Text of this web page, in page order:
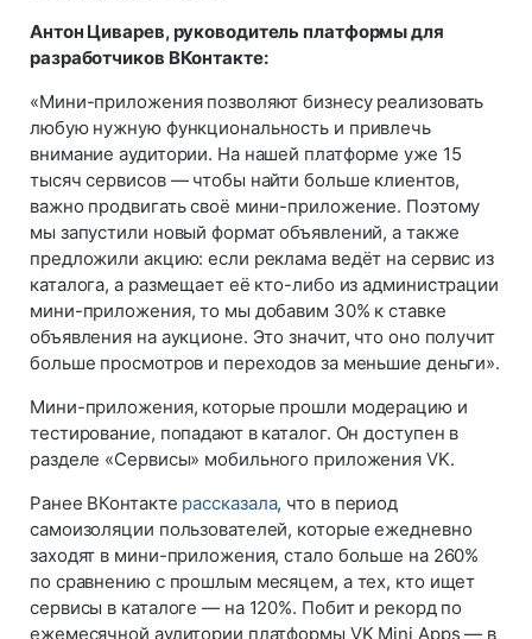
Антон Циварев, руководитель платформы для
разработчиков ВКонтакте:
«Мини-приложения позволяют бизнесу реализовать
любую нужную функциональность и привлечь
внимание аудитории. На нашей платформе уже 15
тысяч сервисов — чтобы найти больше клиентов,
важно продвигать своё мини-приложение. Поэтому
мы запустили новый формат объявлений, а также
предложили акцию: если реклама ведёт на сервис из
каталога, а размещает её кто-либо из администрации
мини-приложения, то мы добавим 30% к ставке
объявления на аукционе. Это значит, что оно получит
больше просмотров и переходов за меньшие деньги».
Мини-приложения, которые прошли модерацию и
тестирование, попадают в каталог. Он доступен в
разделе «Сервисы» мобильного приложения VK.
Ранее ВКонтакте рассказала, что в период
самоизоляции пользователей, которые ежедневно
заходят в мини-приложения, стало больше на 260%
по сравнению с прошлым месяцем, а тех, кто ищет
сервисы в каталоге — на 120%. Побит и рекорд по
ежемесячной аудитории платформы VK Mini Apps — в